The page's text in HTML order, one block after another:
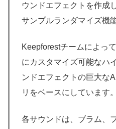
ウンドエフェクトを作成
サンプルランダマイズ機
Keepforestチームによっ
にカスタマイズ可能なハ
ンドエフェクトの巨大な
リをベースにしています。
各サウンドは、ブラム、